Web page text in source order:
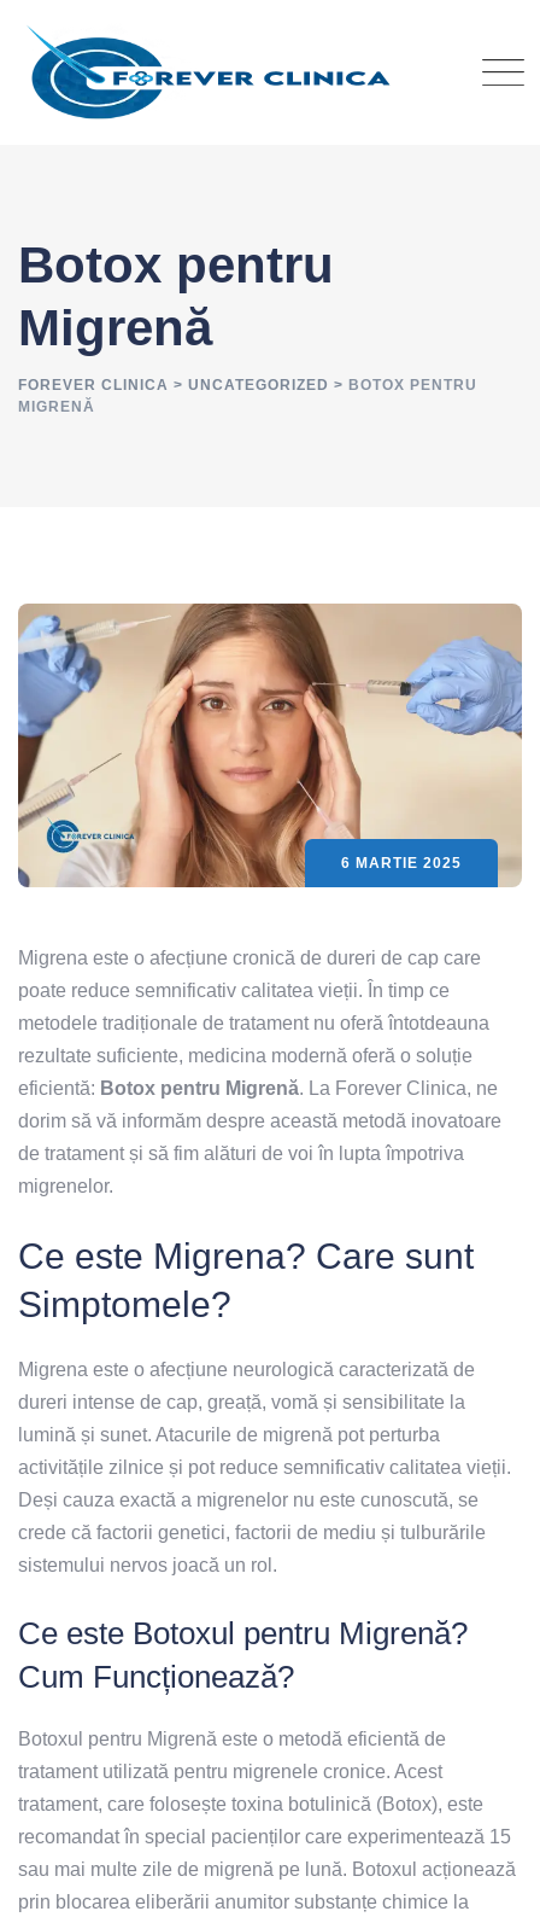
content
Botox pentru
Migrenă
FOREVER CLINICA > UNCATEGORIZED > BOTOX PENTRU
MIGRENĂ
6 MARTIE 2025
Migrena este o afecțiune cronică de dureri de cap care
poate reduce semnificativ calitatea vieții. În timp ce
metodele tradiționale de tratament nu oferă întotdeauna
rezultate suficiente, medicina modernă oferă o soluție
eficientă: Botox pentru Migrenă. La Forever Clinica, ne
dorim să vă informăm despre această metodă inovatoare
de tratament și să fim alături de voi în lupta împotriva
migrenelor.
Ce este Migrena? Care sunt
Simptomele?
Migrena este o afecțiune neurologică caracterizată de
dureri intense de cap, greață, vomă și sensibilitate la
lumină și sunet. Atacurile de migrenă pot perturba
activitățile zilnice și pot reduce semnificativ calitatea vieții.
Deși cauza exactă a migrenelor nu este cunoscută, se
crede că factorii genetici, factorii de mediu și tulburările
sistemului nervos joacă un rol.
Ce este Botoxul pentru Migrenă?
Cum Funcționează?
Botoxul pentru Migrenă este o metodă eficientă de
tratament utilizată pentru migrenele cronice. Acest
tratament, care folosește toxina botulinică (Botox), este
recomandat în special pacienților care experimentează 15
sau mai multe zile de migrenă pe lună. Botoxul acționează
prin blocarea eliberării anumitor substanțe chimice la